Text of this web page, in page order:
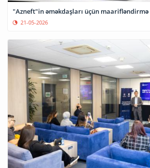
"Azneft"in əməkdaşları üçün
21-05-2026